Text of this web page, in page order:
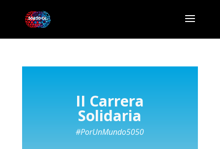
II Carrera
Solidaria
#PorUnMundo5050